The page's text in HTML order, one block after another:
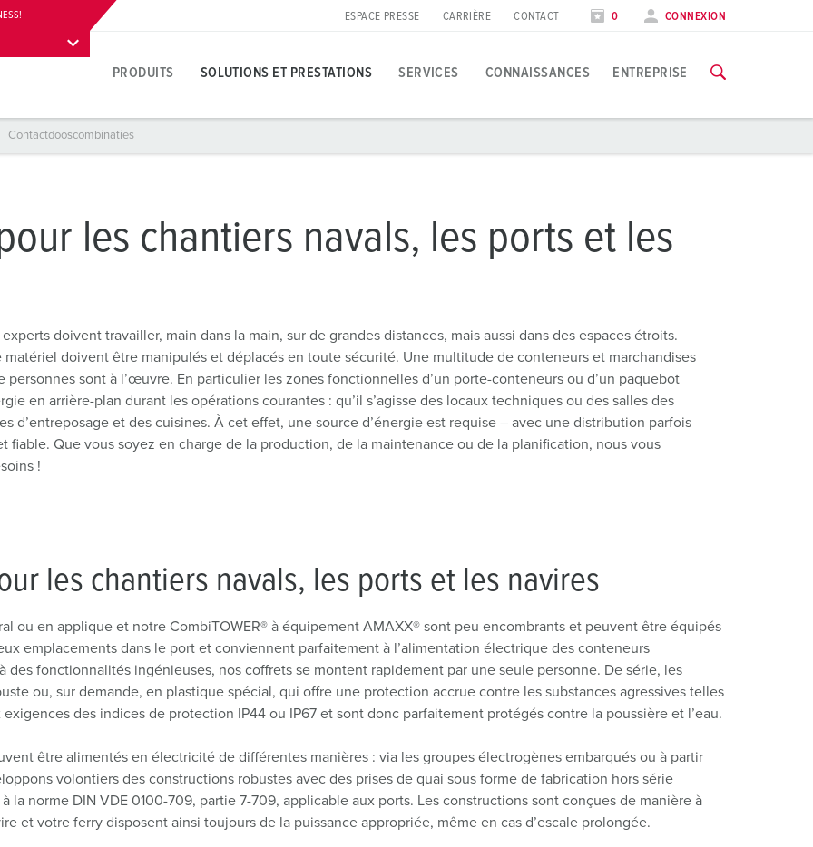
ESPACE PRESSE CARRIÈRE CONTACT 0 CONNEXION
PRODUITS
Fiches
Câble de rallonge
Coffrets combinés
Dispositifs de connexion selon standards internationaux
Transmission de données / réseautique
Éoliennes
Centres logistiques
Centres de données
Service incendie et protection contre les catastrophes
Pour conteneurs frigorifiques
Connectique pour l‘événementiel
SOLUTIONS ET PRESTATIONS SERVICES
Contacts internationaux VERS LES FORMATIONS
CONNAISSANCES
Matériaux
Technologie à alvéoles
Terminologie
ENTREPRISE
Travailler chez MENNEKES
Contactdooscombinaties
Unser Portfolio Contact Downloads
les chantiers navals, les ports et les
doivent travailler, main dans la main, sur de grandes distances, mais aussi dans des espaces étroits.
doivent être manipulés et déplacés en toute sécurité. Une multitude de conteneurs et marchandises
sont à l’œuvre. En particulier les zones fonctionnelles d’un porte-conteneurs ou d’un paquebot
en arrière-plan durant les opérations courantes : qu’il s’agisse des locaux techniques ou des salles des
d’entreposage et des cuisines. À cet effet, une source d’énergie est requise – avec une distribution parfois
fiable. Que vous soyez en charge de la production, de la maintenance ou de la planification, nous vous
!
les chantiers navals, les ports et les navires
ou en applique et notre CombiTOWER® à équipement AMAXX® sont peu encombrants et peuvent être équipés
emplacements dans le port et conviennent parfaitement à l’alimentation électrique des conteneurs
des fonctionnalités ingénieuses, nos coffrets se montent rapidement par une seule personne. De série, les
ou, sur demande, en plastique spécial, qui offre une protection accrue contre les substances agressives telles
des indices de protection IP44 ou IP67 et sont donc parfaitement protégés contre la poussière et l’eau.
être alimentés en électricité de différentes manières : via les groupes électrogènes embarqués ou à partir
volontiers des constructions robustes avec des prises de quai sous forme de fabrication hors série
la norme DIN VDE 0100-709, partie 7-709, applicable aux ports. Les constructions sont conçues de manière à
et votre ferry disposent ainsi toujours de la puissance appropriée, même en cas d’escale prolongée.